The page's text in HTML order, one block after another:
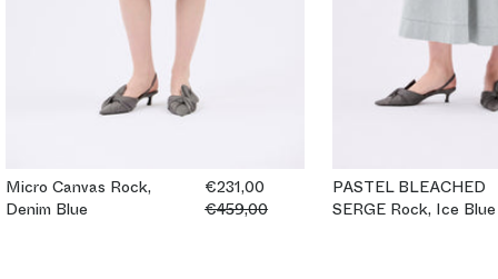
Micro Canvas Rock,
Denim Blue
€231,00
€459,00
PASTEL BLEACHED
SERGE Rock, Ice Blue